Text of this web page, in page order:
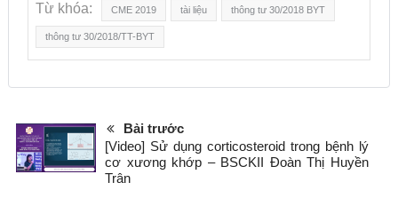
Từ khóa: CME 2019 tài liệu thông tư 30/2018 BYT
thông tư 30/2018/TT-BYT
Bài trước
[Video] Sử dụng corticosteroid trong bệnh lý
cơ xương khớp – BSCKII Đoàn Thị Huyền
Trân